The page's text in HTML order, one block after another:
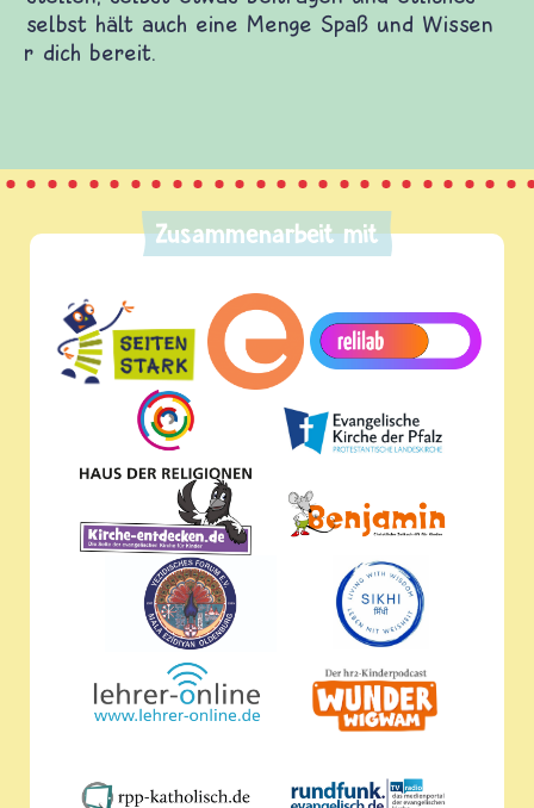
(Über-)Lebensfragen aus den Bereichen Krieg
und Frieden, Streit und Gewalt.
Zusammenarbeit mit